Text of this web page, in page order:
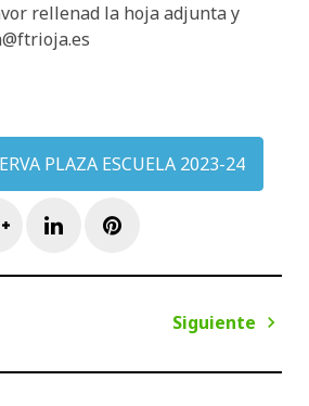
rellenad la hoja adjunta y
PLAZA ESCUELA 2023-24
Google+LinkedInPinterest
Siguiente